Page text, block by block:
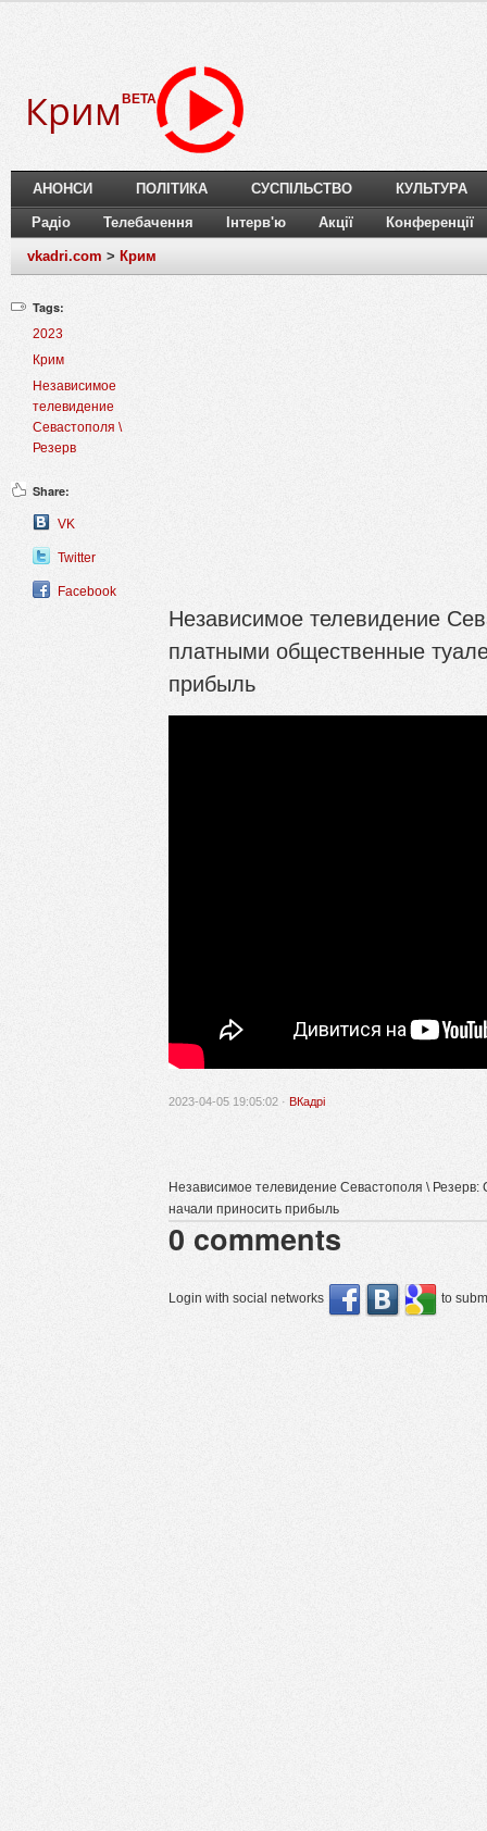
Крим BETA
АНОНСИ ПОЛІТИКА СУСПІЛЬСТВО КУЛЬТУРА
Радіо Телебачення Інтерв'ю Акції Конференції
vkadri.com > Крим
Tags:
2023
Крим
Независимое
телевидение
Севастополя \
Резерв
Share:
VK
Twitter
Facebook
Независимое телевидение
платными общественные
прибыль
2023-04-05 19:05:02 · ВКадрі
Независимое телевидение Севастополя \
начали приносить прибыль
0 comments
Login with social networks to